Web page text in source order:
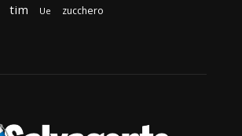
tim Ue zucchero